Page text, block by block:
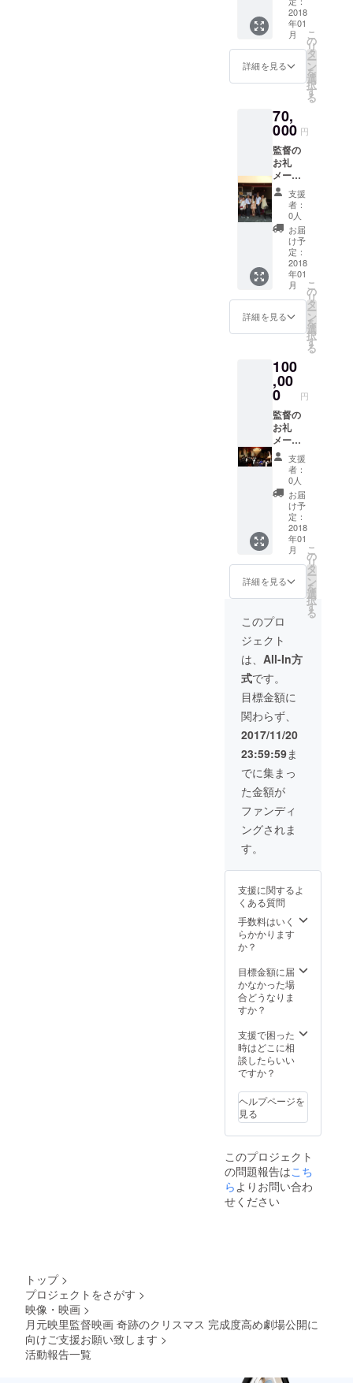
の三橋
加奈子
さんの
写真付
きサイ
劇場無
料ご招
待 関係
者打ち
上げに
参加
ドロー
ルクレ
ジット
監督の
CDとド
ラマ
DVD1プ
ト 主演
俳優の
レアも
のCDア
ルバム8
曲入り
ハン
ターハ
ンター
のキル
ア役の
声優、
ゲスト
の三橋
加奈子
さんの
写真付
スマス
劇場無
料ご招
待 舞台
挨拶
に、ご
協力者
様とし
て登壇
関係者
打ち上
げに参
2018
年01
月
詳細を見る
こ
の
リ
タ
ー
ン
を
選
択
す
る
70,
000 円
監督の
お礼
メール
監督、
好きな
主演女
優俳優
のサイ
ン エン
ドロー
ルクレ
ジット
監督の
CDと
DVDプ
レゼン
俳優の
レアも
のCDア
ルバム8
曲入り
ハン
ターハ
ンター
キルア
役の声
優、ゲ
ストの
三橋加
奈子さ
んの写
真付き
サイン
来年撮
影の映
画の撮
影１日
体験、
若しく
は少し
台詞つ
きの、
エキス
トラプ
ラスア
ルファ
の役プ
レゼン
ト 奇跡
のクリ
スマス
劇場無
料ご招
待 舞台
協力者
て登壇
関係者
打ち上
げに参
加
支援
者：
0人
お届
け予
定：
2018
年01
月
詳細を見る
こ
の
リ
タ
ー
ン
を
選
択
す
る
100
,00
0 円
監督の
お礼
メール
監督、
好きな
主演女
優俳優
のサイ
ン エン
ドロー
ルクレ
ジット
監督の
CDと
DVD1、
DVD2プ
レゼン
ト 主演
俳優の
レアも
のCDア
ルバム8
曲入り
ハン
ターハ
ンター
のキル
ア役の
声優、
ゲスト
の三橋
加奈子
さんの
写真付
撮影の
撮影現
場見学
１日体
験 プラ
ス、少
つきの
エキス
トラプ
ラスア
の役プ
レゼン
ト 奇跡
のクリ
劇場無
料ご招
待 舞台
挨拶
協力者
様とし
て登壇
関係者
打ち上
支援
者：
0人
お届
け予
定：
2018
年01
月
詳細を見る
こ
の
リ
タ
ー
ン
を
選
択
す
る
このプロ
ジェクト
は、 All-In方
式です。
目標金額に
関わらず、
2017/11/20
23:59:59ま
でに集まっ
た金額が
ファンディ
ングされま
す。
支援に関するよ
くある質問
手数料はいく
らかかります
か？
目標金額に届
かなかった場
合どうなりま
すか？
支援で困った
時はどこに相
談したらいい
ですか？
ヘルプページを
見る
このプロジェクト
の問題報告はこち
ら よりお問い合わ
せください
トップ >
プロジェクトをさがす >
映像・映画 >
月元映里監督映画 奇跡のクリスマス 完成度高め劇場公開に
向けご支援お願い致します >
活動報告一覧